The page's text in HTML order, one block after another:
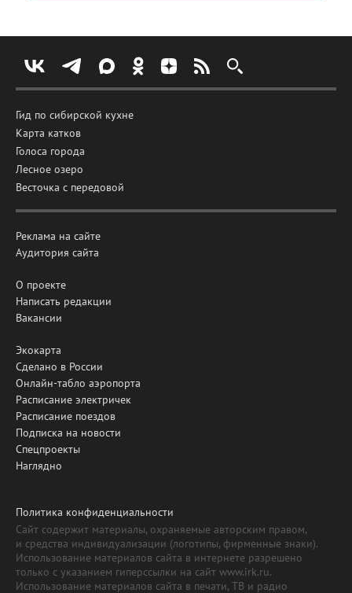
Гид по сибирской кухне
Карта катков
Голоса города
Лесное озеро
Весточка с передовой
Реклама на сайте
Аудитория сайта
О проекте
Написать редакции
Вакансии
Экокарта
Сделано в России
Онлайн-табло аэропорта
Расписание электричек
Расписание поездов
Подписка на новости
Спецпроекты
Наглядно
Политика конфиденциальности
Сайт содержит материалы, охраняемые авторским правом,
и средства индивидуализации (логотипы, фирменные знаки).
Использование материалов сайта в интернете разрешено
только с указанием гиперссылки на сайт www.irk.ru.
Использование материалов сайта в печати, ТВ и радио